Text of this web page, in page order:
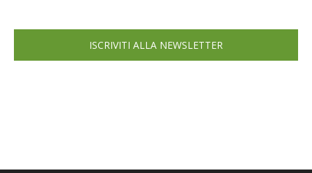
ISCRIVITI ALLA NEWSLETTER